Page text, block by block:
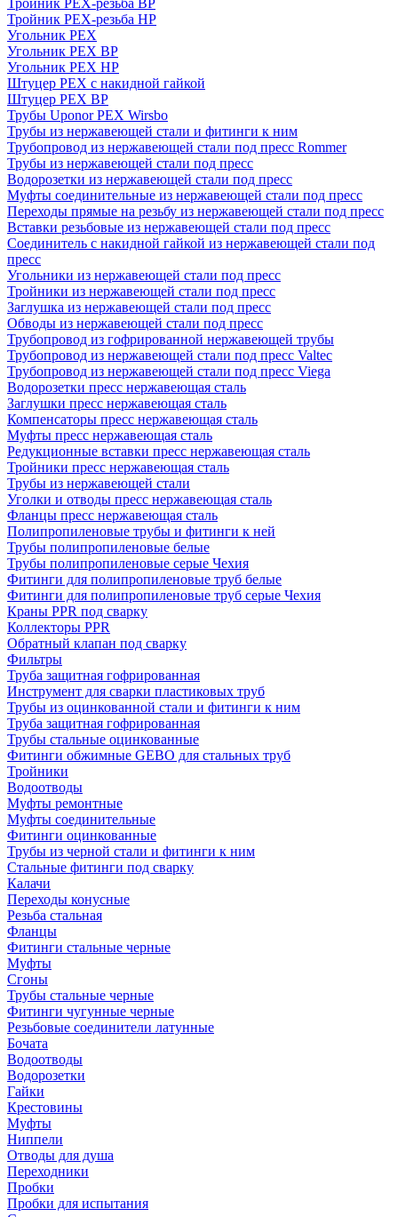
Тройник PEX-резьба НР
Угольник PEX
Угольник PEX ВР
Угольник PEX НР
Штуцер PEX c накидной гайкой
Штуцер PEX ВР
Трубы Uponor PEX Wirsbo
Трубы из нержавеющей стали и фитинги к ним
Трубопровод из нержавеющей стали под пресс Rommer
Трубы из нержавеющей стали под пресс
Водорозетки из нержавеющей стали под пресс
Муфты соединительные из нержавеющей стали под пресс
Переходы прямые на резьбу из нержавеющей стали под пресс
Вставки резьбовые из нержавеющей стали под пресс
Соединитель с накидной гайкой из нержавеющей стали под
пресс
Угольники из нержавеющей стали под пресс
Тройники из нержавеющей стали под пресс
Заглушка из нержавеющей стали под пресс
Обводы из нержавеющей стали под пресс
Трубопровод из гофрированной нержавеющей трубы
Трубопровод из нержавеющей стали под пресс Valtec
Трубопровод из нержавеющей стали под пресс Viega
Водорозетки пресс нержавеющая сталь
Заглушки пресс нержавеющая сталь
Компенсаторы пресс нержавеющая сталь
Муфты пресс нержавеющая сталь
Редукционные вставки пресс нержавеющая сталь
Тройники пресс нержавеющая сталь
Трубы из нержавеющей стали
Уголки и отводы пресс нержавеющая сталь
Фланцы пресс нержавеющая сталь
Полипропиленовые трубы и фитинги к ней
Трубы полипропиленовые белые
Трубы полипропиленовые серые Чехия
Фитинги для полипропиленовые труб белые
Фитинги для полипропиленовые труб серые Чехия
Краны PPR под сварку
Коллекторы PPR
Обратный клапан под сварку
Фильтры
Труба защитная гофрированная
Инструмент для сварки пластиковых труб
Трубы из оцинкованной стали и фитинги к ним
Труба защитная гофрированная
Трубы стальные оцинкованные
Фитинги обжимные GEBO для стальных труб
Тройники
Водоотводы
Муфты ремонтные
Муфты соединительные
Фитинги оцинкованные
Трубы из черной стали и фитинги к ним
Стальные фитинги под сварку
Калачи
Переходы конусные
Резьба стальная
Фланцы
Фитинги стальные черные
Муфты
Сгоны
Трубы стальные черные
Фитинги чугунные черные
Резьбовые соединители латунные
Бочата
Водоотводы
Водорозетки
Гайки
Крестовины
Муфты
Ниппели
Отводы для душа
Переходники
Пробки
Пробки для испытания